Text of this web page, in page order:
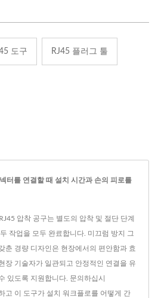
도구 RJ45 플러그 툴
터를 연결할 때 설치 시간과 손의 피로를
압착 공구는 별도의 압착 및 절단 단계
작업을 모두 완료합니다. 미끄럼 방지 그
춘 경량 디자인은 현장에서의 편안함과 효
장 기술자가 일관되고 안정적인 연결을 유
있도록 지원합니다. 문의하십시
고 이 도구가 설치 워크플로를 어떻게 간